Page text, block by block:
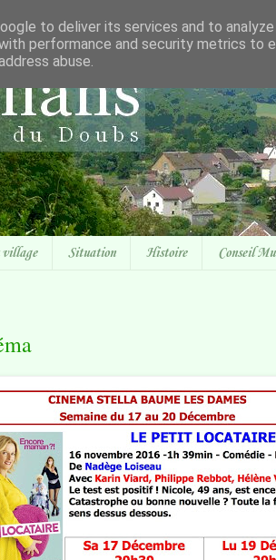
Situation Histoire Conseil
to deliver its services and to
performance and security metrics to
abuse.